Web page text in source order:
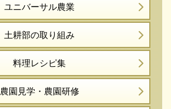
ユニバーサル農業
土耕部の取り組み
料理レシピ集
農園見学・農園研修